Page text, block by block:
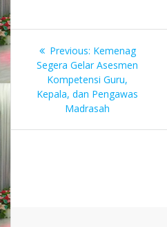
Navigasi
pos
Previous: Previous
post:
Kemenag
Segera Gelar Asesmen
Kompetensi Guru,
Kepala, dan Pengawas
Madrasah